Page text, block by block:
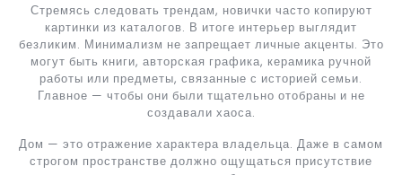
Стремясь следовать трендам, новички часто копируют
картинки из каталогов. В итоге интерьер выглядит
безликим. Минимализм не запрещает личные акценты. Это
могут быть книги, авторская графика, керамика ручной
работы или предметы, связанные с историей семьи.
Главное — чтобы они были тщательно отобраны и не
создавали хаоса.
Дом — это отражение характера владельца. Даже в самом
строгом пространстве должно ощущаться присутствие